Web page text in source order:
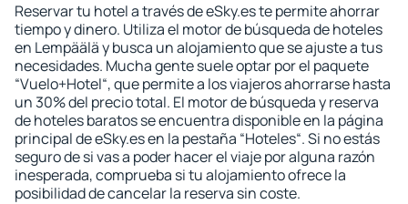
Reservar tu hotel a través de eSky.es te permite ahorrar
tiempo y dinero. Utiliza el motor de búsqueda de hoteles
en Lempäälä y busca un alojamiento que se ajuste a tus
necesidades. Mucha gente suele optar por el paquete
“Vuelo+Hotel“, que permite a los viajeros ahorrarse hasta
un 30% del precio total. El motor de búsqueda y reserva
de hoteles baratos se encuentra disponible en la página
principal de eSky.es en la pestaña “Hoteles“. Si no estás
seguro de si vas a poder hacer el viaje por alguna razón
inesperada, comprueba si tu alojamiento ofrece la
posibilidad de cancelar la reserva sin coste.